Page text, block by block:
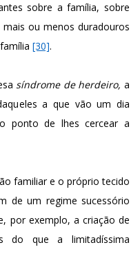
sobre a família, sobre
ou menos duradouros
[30].
síndrome de herdeiro, a
a que vão um dia
ponto de lhes cercear a
familiar e o próprio tecido
de um regime sucessório
por exemplo, a criação de
do que a limitadíssima